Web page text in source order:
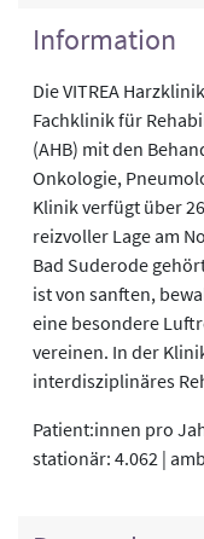
Information
Die VITREA
Fachklinik für
(AHB) mit den
Onkologie,
Klinik verfügt über
reizvoller Lage am
Bad Suderode
ist von sanften,
eine besondere
vereinen. In der
interdisziplinäres
Patient:innen pro
stationär: 4.062 |